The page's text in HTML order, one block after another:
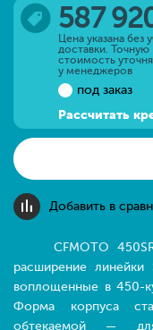
587
Цена указана без
доставки. Точную
стоимость
у менеджеров
под заказ
Рассчитать
Добавить в
CFMOTO 450SR
расширение линейки
воплощенные в 450-
Форма корпуса
обтекаемой —